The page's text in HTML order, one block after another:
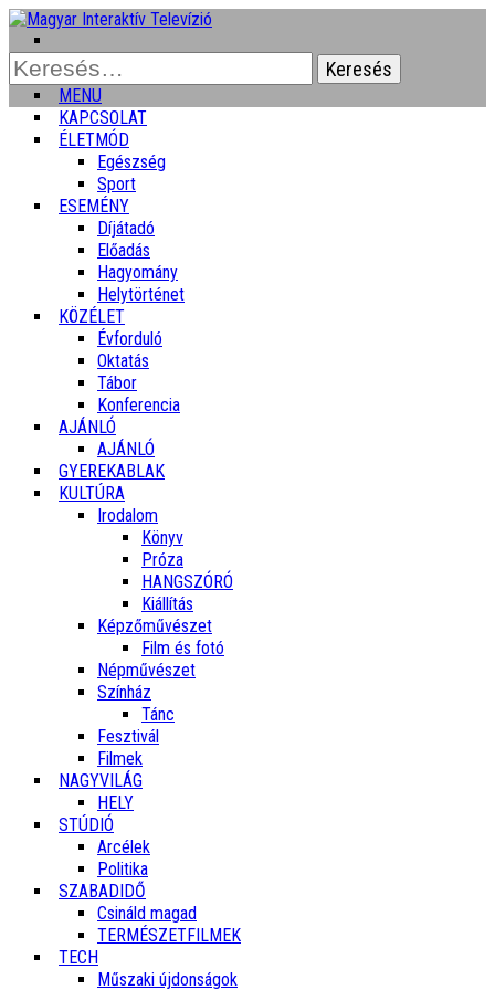
Keresés:
MENU
KAPCSOLAT
ÉLETMÓD
Egészség
Sport
ESEMÉNY
Díjátadó
Előadás
Hagyomány
Helytörténet
KÖZÉLET
Évforduló
Oktatás
Tábor
Konferencia
AJÁNLÓ
AJÁNLÓ
GYEREKABLAK
KULTÚRA
Irodalom
Könyv
Próza
HANGSZÓRÓ
Kiállítás
Képzőművészet
Film és fotó
Népművészet
Színház
Tánc
Fesztivál
Filmek
NAGYVILÁG
HELY
STÚDIÓ
Arcélek
Politika
SZABADIDŐ
Csináld magad
TERMÉSZETFILMEK
TECH
Műszaki újdonságok